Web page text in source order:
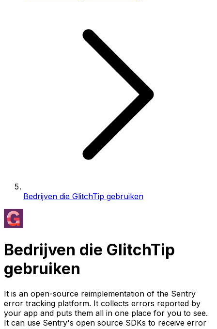
Bedrijven die GlitchTip gebruiken
Bedrijven die GlitchTip
gebruiken
It is an open-source reimplementation of the Sentry
error tracking platform. It collects errors reported by
your app and puts them all in one place for you to see.
It can use Sentry's open source SDKs to receive error